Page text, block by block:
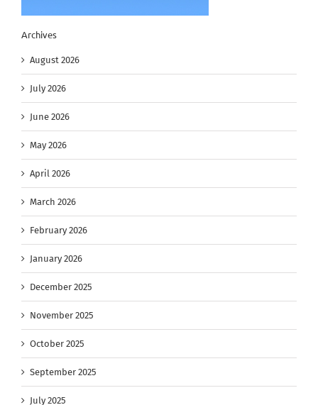
Archives
August 2026
July 2026
June 2026
May 2026
April 2026
March 2026
February 2026
January 2026
December 2025
November 2025
October 2025
September 2025
July 2025